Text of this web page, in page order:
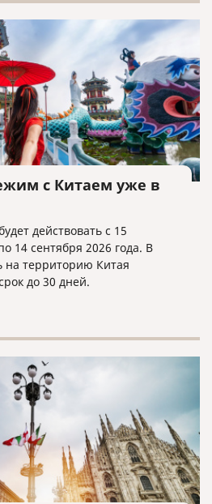
с Китаем уже в
действовать с 15
14 сентября 2026 года. В
на территорию Китая
до 30 дней.